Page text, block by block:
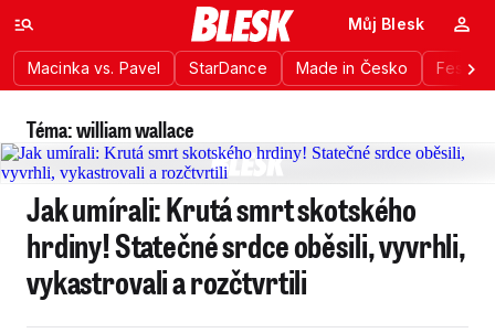
Macinka vs. Pavel StarDance Made in Česko
Můj Blesk
Téma: william wallace
Jak umírali: Krutá smrt skotského
hrdiny! Statečné srdce oběsili, vyvrhli,
vykastrovali a rozčtvrtili